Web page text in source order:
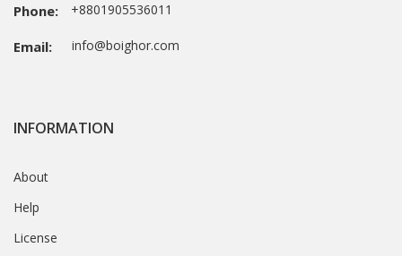
Phone: +8801905536011
Email: info@boighor.com
INFORMATION
About
Help
License